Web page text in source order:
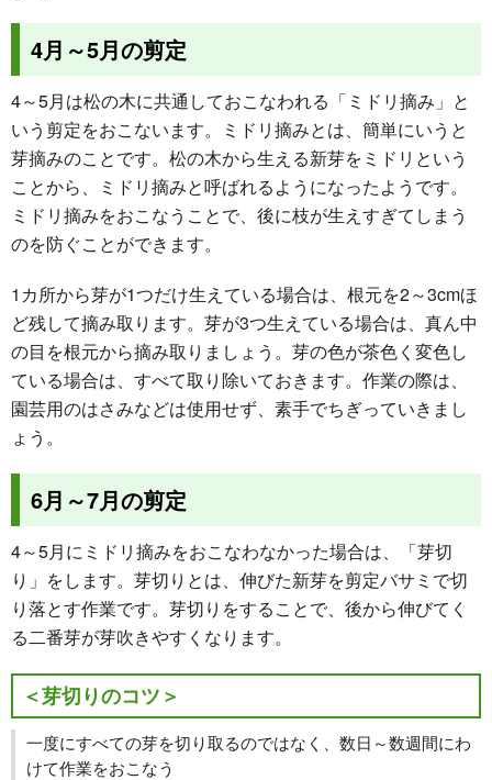
4月～5月の剪定
4～5月は松の木に共通しておこなわれる「ミドリ摘み」と
いう剪定をおこないます。ミドリ摘みとは、簡単にいうと
芽摘みのことです。松の木から生える新芽をミドリという
ことから、ミドリ摘みと呼ばれるようになったようです。
ミドリ摘みをおこなうことで、後に枝が生えすぎてしまう
のを防ぐことができます。
1カ所から芽が1つだけ生えている場合は、根元を2～3cmほ
ど残して摘み取ります。芽が3つ生えている場合は、真ん中
の目を根元から摘み取りましょう。芽の色が茶色く変色し
ている場合は、すべて取り除いておきます。作業の際は、
園芸用のはさみなどは使用せず、素手でちぎっていきまし
ょう。
6月～7月の剪定
4～5月にミドリ摘みをおこなわなかった場合は、「芽切
り」をします。芽切りとは、伸びた新芽を剪定バサミで切
り落とす作業です。芽切りをすることで、後から伸びてく
る二番芽が芽吹きやすくなります。
＜芽切りのコツ＞
一度にすべての芽を切り取るのではなく、数日～数週間にわ
けて作業をおこなう